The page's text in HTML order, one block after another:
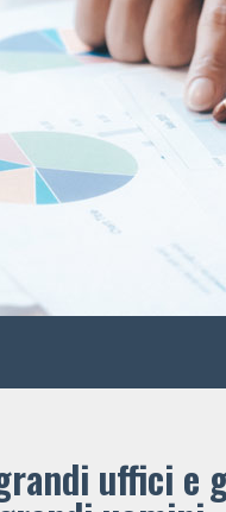
uffici e